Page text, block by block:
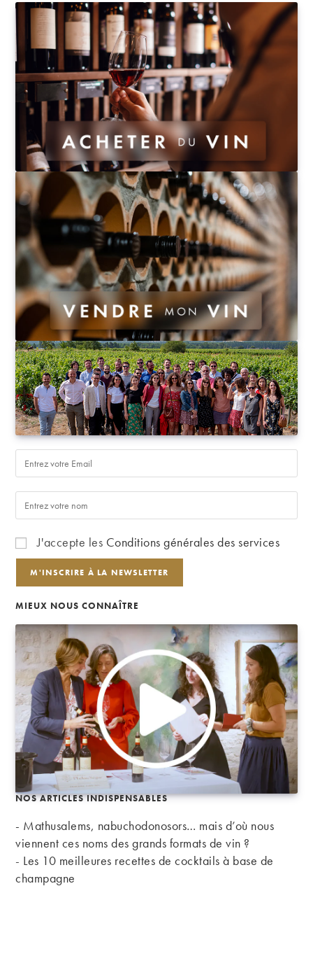
J'accepte les Conditions générales des services
MIEUX NOUS CONNAÎTRE
NOS ARTICLES INDISPENSABLES
- Mathusalems, nabuchodonosors… mais d’où nous
viennent ces noms des grands formats de vin ?
- Les 10 meilleures recettes de cocktails à base de
champagne